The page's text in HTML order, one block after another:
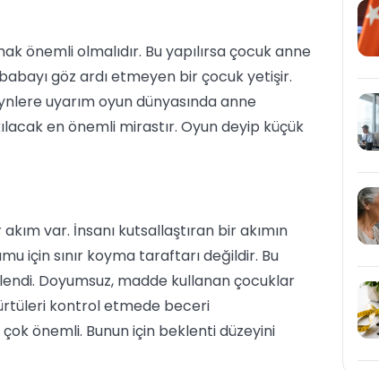
önemli olmalıdır. Bu yapılırsa çocuk anne
göz ardı etmeyen bir çocuk yetişir.
uyarım oyun dünyasında anne
en önemli mirastır. Oyun deyip küçük
var. İnsanı kutsallaştıran bir akımın
için sınır koyma taraftarı değildir. Bu
Doyumsuz, madde kullanan çocuklar
kontrol etmede beceri
önemli. Bunun için beklenti düzeyini